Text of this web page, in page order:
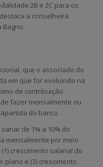
2B e 2C para os
a conselheira
Bagno.
que o associado do
em que for evoluindo na
de contribuição
fazer mensalmente ou
do banco.
de 1% a 10% do
mensalmente por meio
crescimento salarial do
plano e (3) crescimento